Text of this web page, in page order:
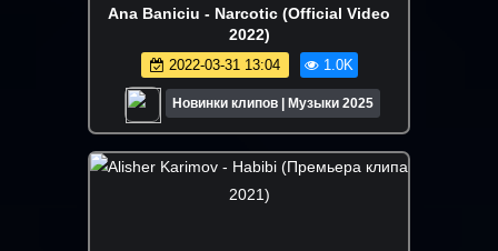
Ana Baniciu - Narcotic (Official Video
2022)
2022-03-31 13:04 1.0K
Новинки клипов | Музыки 2025